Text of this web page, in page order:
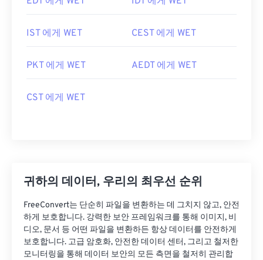
IST 에게 WET CEST 에게 WET
PKT 에게 WET AEDT 에게 WET
CST 에게 WET
귀하의 데이터, 우리의 최우선 순위
FreeConvert는 단순히 파일을 변환하는 데 그치지 않고, 안전
하게 보호합니다. 강력한 보안 프레임워크를 통해 이미지, 비
디오, 문서 등 어떤 파일을 변환하든 항상 데이터를 안전하게
보호합니다. 고급 암호화, 안전한 데이터 센터, 그리고 철저한
모니터링을 통해 데이터 보안의 모든 측면을 철저히 관리합